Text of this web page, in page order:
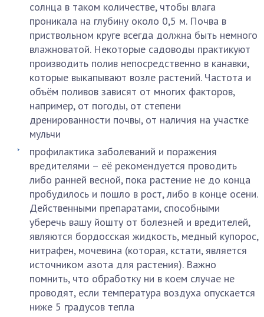
солнца в таком количестве, чтобы влага
проникала на глубину около 0,5 м. Почва в
приствольном круге всегда должна быть немного
влажноватой. Некоторые садоводы практикуют
производить полив непосредственно в канавки,
которые выкапывают возле растений. Частота и
объём поливов зависят от многих факторов,
например, от погоды, от степени
дренированности почвы, от наличия на участке
мульчи
профилактика заболеваний и поражения
вредителями – её рекомендуется проводить
либо ранней весной, пока растение не до конца
пробудилось и пошло в рост, либо в конце осени.
Действенными препаратами, способными
уберечь вашу йошту от болезней и вредителей,
являются бордосская жидкость, медный купорос,
нитрафен, мочевина (которая, кстати, является
источником азота для растения). Важно
помнить, что обработку ни в коем случае не
проводят, если температура воздуха опускается
ниже 5 градусов тепла